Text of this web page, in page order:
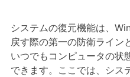
システムの復元機能は、
戻す際の第一の防衛ライン
いつでもコンピュータの状
できます。ここでは、シス